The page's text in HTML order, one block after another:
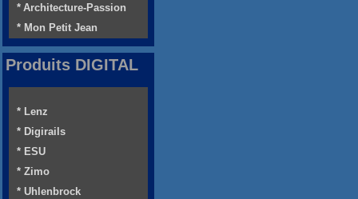
* Architecture-Passion
* Mon Petit Jean
Produits DIGITAL
* Lenz
* Digirails
* ESU
* Zimo
* Uhlenbrock